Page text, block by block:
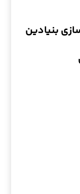
بنیادین